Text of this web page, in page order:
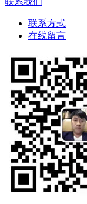
联系方式
在线留言